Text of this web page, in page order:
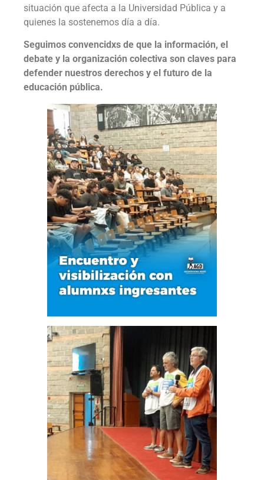
situación que afecta a la Universidad Pública y a
quienes la sostenemos día a día.
Seguimos convencidxs de que la información, el
debate y la organización colectiva son claves para
defender nuestros derechos y el futuro de la
educación pública.